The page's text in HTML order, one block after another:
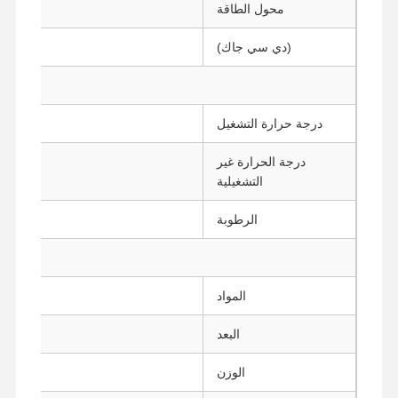
اللوحة الأم الصناعية
اللوحة الأم لحائط الحماية
محول الطاقة
(دي سي جاك)
درجة حرارة التشغيل
درجة الحرارة غير
التشغيلية
الرطوبة
المواد
البعد
الوزن